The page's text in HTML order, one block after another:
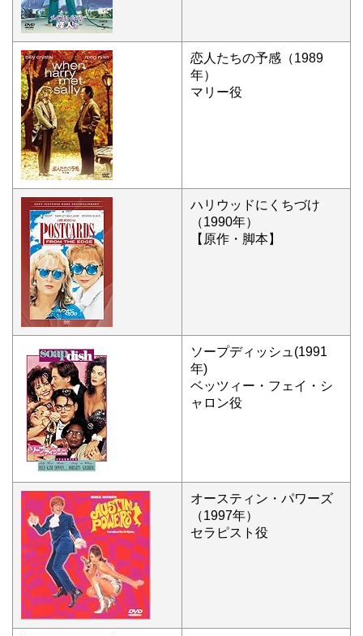
恋人たちの予感（1989
年）
マリー役
ハリウッドにくちづけ
（1990年）
【原作・脚本】
ソープディッシュ(1991
年)
ベッツィー・フェイ・シ
ャロン役
オースティン・パワーズ
（1997年）
セラピスト役